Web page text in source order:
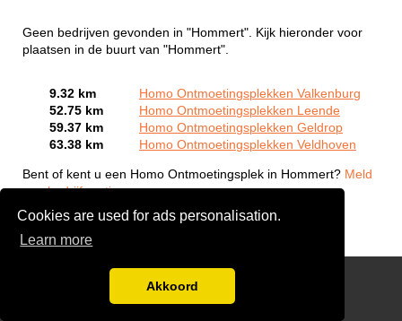
Cookies are used for ads personalisation.
Learn more
Akkoord
Geen bedrijven gevonden in "Hommert". Kijk hieronder voor
plaatsen in de buurt van "Hommert".
9.32 km
Homo Ontmoetingsplekken Valkenburg
52.75 km
Homo Ontmoetingsplekken Leende
59.37 km
Homo Ontmoetingsplekken Geldrop
63.38 km
Homo Ontmoetingsplekken Veldhoven
Bent of kent u een Homo Ontmoetingsplek in Hommert? Meld
een bedrijf gratis aan